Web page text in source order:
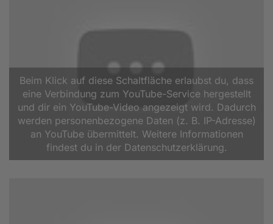
Beim Klick auf diese Schaltfläche erlaubst du, dass
eine Verbindung zum YouTube-Service hergestellt
und dir ein YouTube-Video angezeigt wird. Dadurch
werden personenbezogene Daten (z. B. IP-Adresse)
an YouTube übermittelt. Weitere Informationen
findest du in der Datenschutzerklärung.